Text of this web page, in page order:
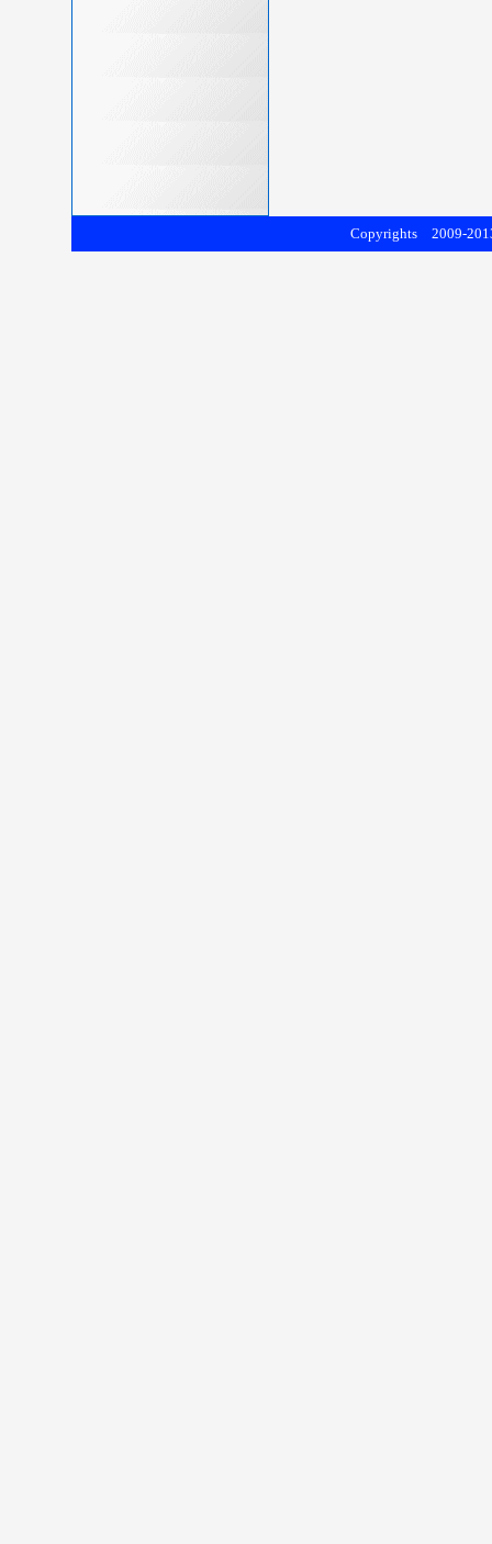
Copyrights 2009-